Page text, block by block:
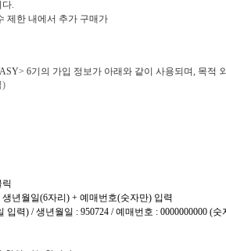
다.
제한 내에서 추가 구매가
6기의 가입 정보가 아래와 같이 사용되며, 목적
)
생년월일(6자리 ) + 예매번호(숫자만) 입력
입력) /생년월일 : 950724 /예매번호 : 0000000000 (숫